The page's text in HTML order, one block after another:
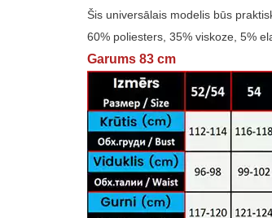
Šis universālais modelis būs
60% poliesters, 35% viskoze, 5%
Garums 83 cm